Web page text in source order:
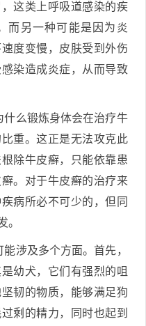
这类上呼吸道感染的疾
而另一种可能是因为炎
度变慢，皮肤受到外伤
染造成炎症，从而导致
么锻炼身体会在治疗牛
重。这正是无法攻克此
除牛皮癣，只能依靠患
。对于牛皮癣的治疗来
病所必不可少的，但同
。
涉及多个方面。首先，
幼犬，它们有强烈的咀
韧的物质，能够满足狗
剩的精力，同时也起到